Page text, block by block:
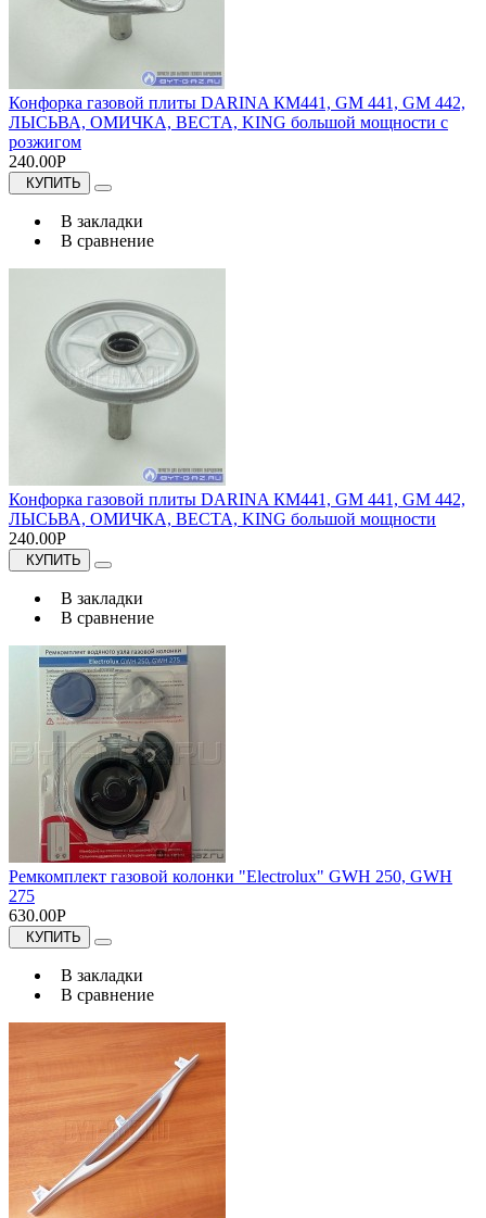
Конфорка газовой плиты DARINA КМ441, GM 441, GM 442,
ЛЫСЬВА, ОМИЧКА, ВЕСТА, KING большой мощности с
розжигом
240.00Р
КУПИТЬ
В закладки
В сравнение
Конфорка газовой плиты DARINA КМ441, GM 441, GM 442,
ЛЫСЬВА, ОМИЧКА, ВЕСТА, KING большой мощности
240.00Р
КУПИТЬ
В закладки
В сравнение
Ремкомплект газовой колонки "Electrolux" GWH 250, GWH
275
630.00Р
КУПИТЬ
В закладки
В сравнение